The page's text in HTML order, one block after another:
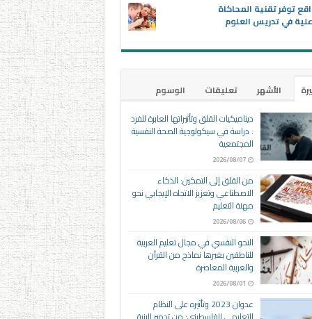
توفر تقنية المحاكاة
في تدريس العلوم
الأشهر تعليقات
الوسوم
ديناميكيات القلق وتأثيراتها العابرة للفرد
: دراسة في سيكولوجية الصحة النفسية
المجتمعية
2026/08/07
من القلق إلى التمكين: الذكاء
الاصطناعي وتعزيز الاتجاه الإيجابي نحو
مهنة التعليم
2026/08/06
النحو النفسي في مجال تعليم العربية
للناطقين بغيرها نماذج من القرآن
والعربية المعاصرة
2026/08/01
عدوان 2023 وتأثيره على النظام